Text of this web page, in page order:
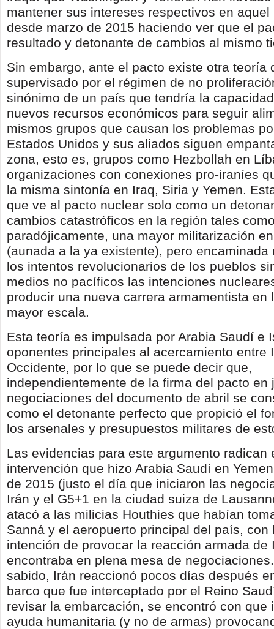
mantener sus intereses respectivos en
desde marzo de 2015 haciendo ver que el
resultado y detonante de cambios al mismo
Sin embargo, ante el pacto existe otra teoría
supervisado por el régimen de no
sinónimo de un país que tendría la
nuevos recursos económicos para seguir
mismos grupos que causan los problemas
Estados Unidos y sus aliados siguen
zona, esto es, grupos como Hezbollah en
organizaciones con conexiones pro-iraníes
la misma sintonía en Iraq, Siria y Yemen.
que ve al pacto nuclear solo como un
cambios catastróficos en la región tales
paradójicamente, una mayor militarización
(aunada a la ya existente), pero encaminada
los intentos revolucionarios de los pueblos
medios no pacíficos las intenciones
producir una nueva carrera armamentista en
mayor escala.
Esta teoría es impulsada por Arabia Saudí e
oponentes principales al acercamiento entre
Occidente, por lo que se puede decir que,
independientemente de la firma del pacto en
negociaciones del documento de abril se
como el detonante perfecto que propició el
los arsenales y presupuestos militares de
Las evidencias para este argumento radican
intervención que hizo Arabia Saudí en
de 2015 (justo el día que iniciaron las
Irán y el G5+1 en la ciudad suiza de
atacó a las milicias Houthies que habían
Sanná y el aeropuerto principal del país, con
intención de provocar la reacción armada de
encontraba en plena mesa de
sabido, Irán reaccionó pocos días después
barco que fue interceptado por el Reino
revisar la embarcación, se encontró con que
ayuda humanitaria (y no de armas)